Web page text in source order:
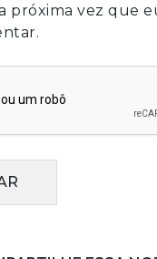
próxima vez que